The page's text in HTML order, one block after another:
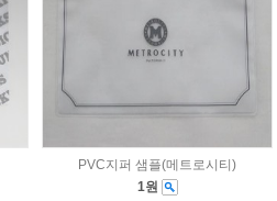
PVC지퍼 샘플(메트로시티)
1원